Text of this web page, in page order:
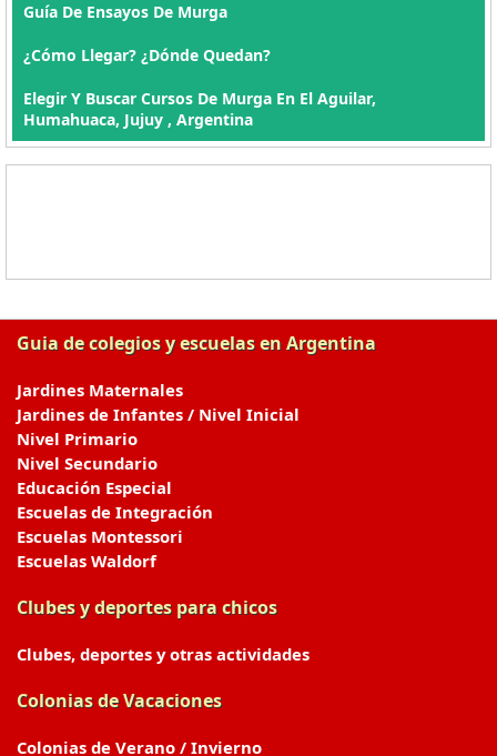
Guía De Ensayos De Murga
¿Cómo Llegar? ¿Dónde Quedan?
Elegir Y Buscar Cursos De Murga En El Aguilar,
Humahuaca, Jujuy , Argentina
Guia de colegios y escuelas en Argentina
Jardines Maternales
Jardines de Infantes / Nivel Inicial
Nivel Primario
Nivel Secundario
Educación Especial
Escuelas de Integración
Escuelas Montessori
Escuelas Waldorf
Clubes y deportes para chicos
Clubes, deportes y otras actividades
Colonias de Vacaciones
Colonias de Verano / Invierno